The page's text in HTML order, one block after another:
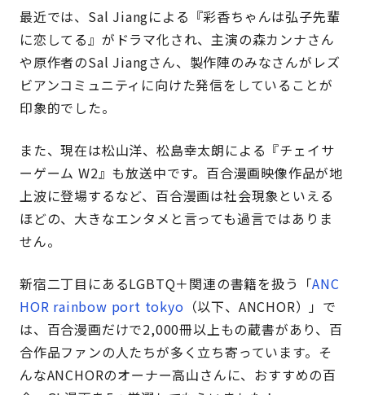
最近では、Sal Jiangによる『彩香ちゃんは弘子先輩
に恋してる』がドラマ化され、主演の森カンナさん
や原作者のSal Jiangさん、製作陣のみなさんがレズ
ビアンコミュニティに向けた発信をしていることが
印象的でした。
また、現在は松山洋、松島幸太朗による『チェイサ
ーゲーム W2』も放送中です。百合漫画映像作品が地
上波に登場するなど、百合漫画は社会現象といえる
ほどの、大きなエンタメと言っても過言ではありま
せん。
新宿二丁目にあるLGBTQ＋関連の書籍を扱う「ANC
HOR rainbow port tokyo （以下、ANCHOR）」で
は、百合漫画だけで2,000冊以上もの蔵書があり、百
合作品ファンの人たちが多く立ち寄っています。そ
んなANCHORのオーナー高山さんに、おすすめの百